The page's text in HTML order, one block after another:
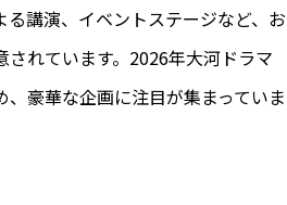
講演、イベントステージなど、お
れています。2026年大河ドラマ
豪華な企画に注目が集まっていま